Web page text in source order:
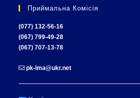
Приймальна Комісія
(077) 132-56-16
(067) 799-49-28
(067) 707-13-78
pk-lma@ukr.net